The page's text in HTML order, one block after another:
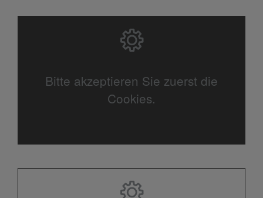
Bitte akzeptieren Sie zuerst die
Cookies.